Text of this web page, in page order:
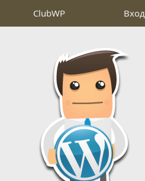
ClubWP Вход